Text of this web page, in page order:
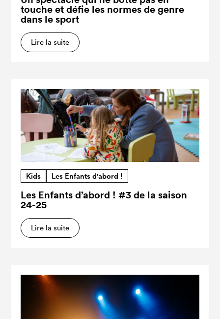
touche et défie les normes de genre
dans le sport
Lire la suite
Kids Les Enfants d'abord !
Les Enfants d’abord ! #3 de la saison
24-25
Lire la suite